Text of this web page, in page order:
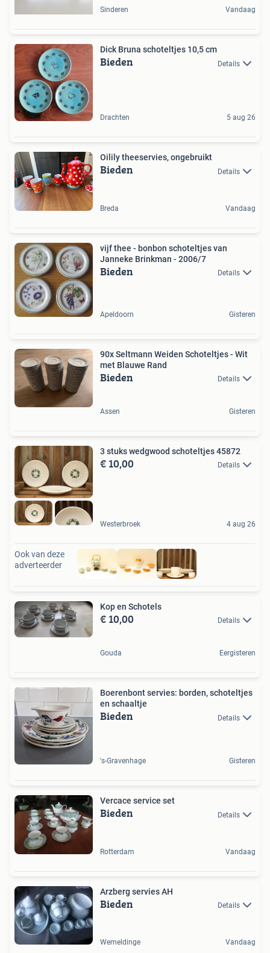
Sinderen Vandaag
Dick Bruna schoteltjes 10,5 cm
Bieden Details
Drachten 5 aug 26
Oilily theeservies, ongebruikt
Bieden Details
Breda Vandaag
vijf thee - bonbon schoteltjes van
Janneke Brinkman - 2006/7
Bieden Details
Apeldoorn Gisteren
90x Seltmann Weiden Schoteltjes - Wit
met Blauwe Rand
Bieden Details
Assen Gisteren
3 stuks wedgwood schoteltjes 45872
€ 10,00 Details
Westerbroek 4 aug 26
Ook van deze
adverteerder
Kop en Schotels
€ 10,00 Details
Gouda Eergisteren
Boerenbont servies: borden, schoteltjes
en schaaltje
Bieden Details
's-Gravenhage Gisteren
Vercace service set
Bieden Details
Rotterdam Vandaag
Arzberg servies AH
Bieden Details
Wemeldinge Vandaag